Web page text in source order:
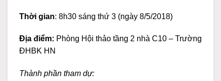
Thời gian: 8h30 sáng thứ 3 (ngày 8/5/2018)
Địa điểm: Phòng Hội thảo tầng 2 nhà C10 – Trường
ĐHBK HN
Thành phần tham dự: